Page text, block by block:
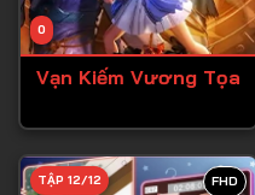
0
Vạn Kiếm Vương Tọa
FHD
TẬP 12/12